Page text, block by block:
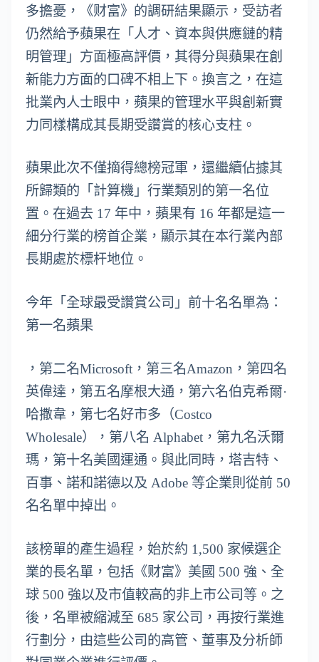
多擔憂，《财富》的調研結果顯示，受訪者
仍然給予蘋果在「人才、資本與供應鏈的精
明管理」方面極高評價，其得分與蘋果在創
新能力方面的口碑不相上下。換言之，在這
批業內人士眼中，蘋果的管理水平與創新實
力同樣構成其長期受讚賞的核心支柱。
蘋果此次不僅摘得總榜冠軍，還繼續佔據其
所歸類的「計算機」行業類別的第一名位
置。在過去 17 年中，蘋果有 16 年都是這一
細分行業的榜首企業，顯示其在本行業內部
長期處於標杆地位。
今年「全球最受讚賞公司」前十名名單為：
第一名蘋果
，第二名Microsoft，第三名Amazon，第四名
英偉達，第五名摩根大通，第六名伯克希爾·
哈撒韋，第七名好市多（Costco
Wholesale），第八名 Alphabet，第九名沃爾
瑪，第十名美國運通。與此同時，塔吉特、
百事、諾和諾德以及 Adobe 等企業則從前 50
名名單中掉出。
該榜單的產生過程，始於約 1,500 家候選企
業的長名單，包括《财富》美國 500 強、全
球 500 強以及市值較高的非上市公司等。之
後，名單被縮減至 685 家公司，再按行業進
行劃分，由這些公司的高管、董事及分析師